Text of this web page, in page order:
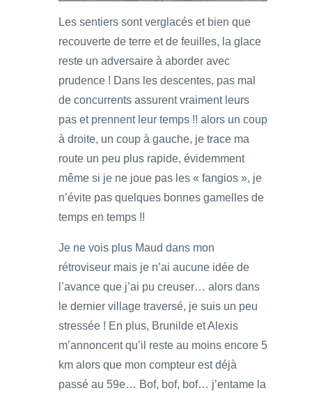
Les sentiers sont verglacés et bien que
recouverte de terre et de feuilles, la glace
reste un adversaire à aborder avec
prudence ! Dans les descentes, pas mal
de concurrents assurent vraiment leurs
pas et prennent leur temps !! alors un coup
à droite, un coup à gauche, je trace ma
route un peu plus rapide, évidemment
même si je ne joue pas les « fangios », je
n’évite pas quelques bonnes gamelles de
temps en temps !!
Je ne vois plus Maud dans mon
rétroviseur mais je n’ai aucune idée de
l’avance que j’ai pu creuser… alors dans
le dernier village traversé, je suis un peu
stressée ! En plus, Brunilde et Alexis
m’annoncent qu’il reste au moins encore 5
km alors que mon compteur est déjà
passé au 59e… Bof, bof, bof… j’entame la